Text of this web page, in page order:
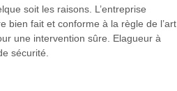
soit les raisons. L’entreprise
bien fait et conforme à la règle de l’art
une intervention sûre. Elagueur à
sécurité.